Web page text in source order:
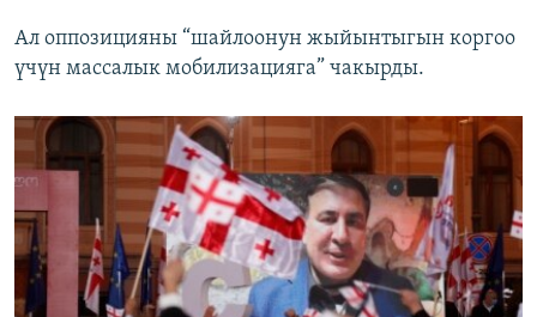
Ал оппозицияны “шайлоонун жыйынтыгын коргоо
үчүн массалык мобилизацияга” чакырды.